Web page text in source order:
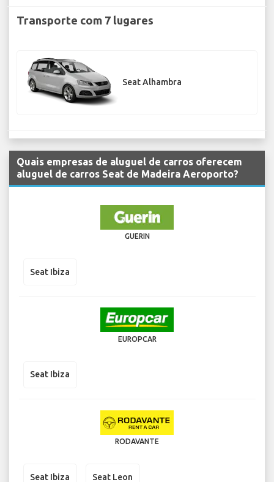
Transporte com 7 lugares
Seat Alhambra
Quais empresas de aluguel de carros oferecem
aluguel de carros Seat de Madeira Aeroporto?
GUERIN
Seat Ibiza
EUROPCAR
Seat Ibiza
RODAVANTE
Seat Ibiza Seat Leon